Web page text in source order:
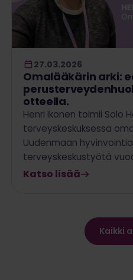
27.03.2026
Omalääkärin arki:
otteella.
Henri Ikonen toimii Solo
terveyskeskuksessa
Uudenmaan
terveyskeskustyötä
Katso lisää
Kaikki